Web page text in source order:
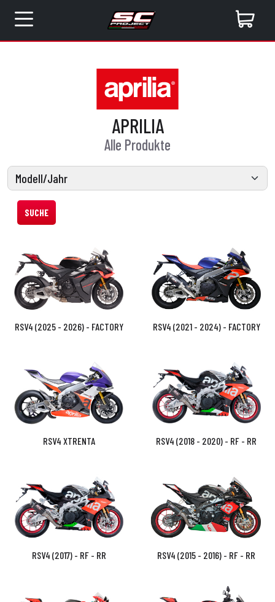
APRILIA
Alle Produkte
SUCHE
RSV4 (2025 - 2026) - FACTORY RSV4 (2021 - 2024) - FACTORY
RSV4 XTRENTA RSV4 (2018 - 2020) - RF - RR
RSV4 (2017) - RF - RR RSV4 (2015 - 2016) - RF - RR